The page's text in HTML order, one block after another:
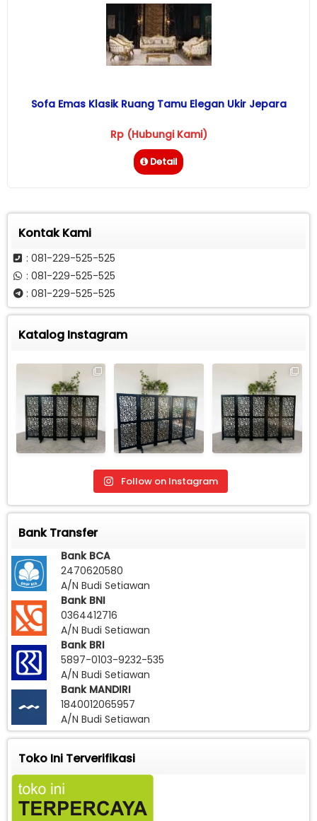
Sofa Emas Klasik Ruang Tamu Elegan Ukir Jepara
Rp (Hubungi Kami)
Detail
Kontak Kami
: 081-229-525-525
: 081-229-525-525
: 081-229-525-525
Katalog Instagram
Follow on Instagram
Bank Transfer
Bank BCA
2470620580
A/N Budi Setiawan
Bank BNI
0364412716
A/N Budi Setiawan
Bank BRI
5897-0103-9232-535
A/N Budi Setiawan
Bank MANDIRI
1840012065957
A/N Budi Setiawan
Toko Ini Terverifikasi